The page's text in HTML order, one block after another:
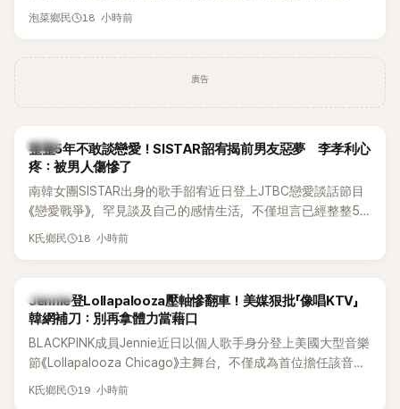
和音量？
泡菜鄉民 18 小時前
廣告
韓星
整整5年不敢談戀愛！SISTAR韶宥揭前男友惡夢 李孝利心
疼：被男人傷慘了
南韓女團SISTAR出身的歌手韶宥近日登上JTBC戀愛談話節目
《戀愛戰爭》，罕見談及自己的感情生活，不僅坦言已經整整5
年沒有談戀愛，更首度透露空窗至今的原因，全與上一段戀情
K氏鄉民 18 小時前
K-POP
Jennie登Lollapalooza壓軸慘翻車！美媒狠批「像唱KTV」
韓網補刀：別再拿體力當藉口
BLACKPINK成員Jennie近日以個人歌手身分登上美國大型音樂
節《Lollapalooza Chicago》主舞台，不僅成為首位擔任該音樂
節Headliner（壓軸主秀）的K-POP女SOLO歌手，寫下全新紀
K氏鄉民 19 小時前